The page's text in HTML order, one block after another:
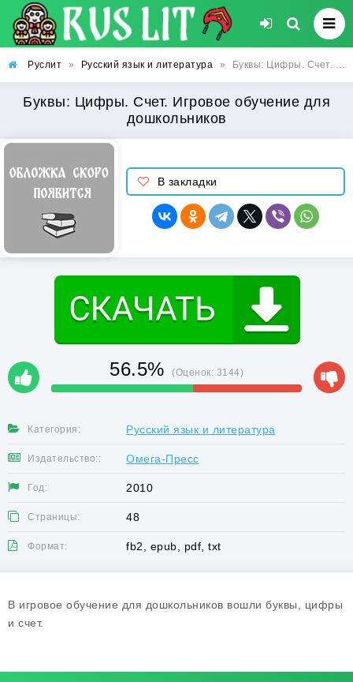
Руслит » Русский язык и литература » Буквы: Цифры. Счет. Игровое обучение для дошкольников
Буквы: Цифры. Счет. Игровое обучение для
дошкольников
В закладки
56.5% (Оценок: 3144)
Категория: Русский язык и литература
Издательство:: Омега-Пресс
Год: 2010
Страницы: 48
Формат: fb2, epub, pdf, txt
В игровое обучение для дошкольников вошли буквы, цифры
и счет.